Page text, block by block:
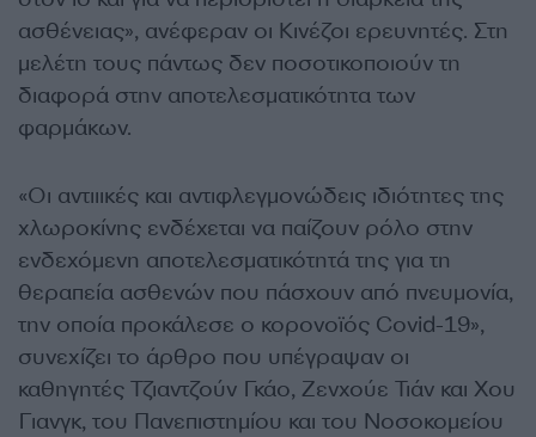
ασθένειας», ανέφεραν οι Κινέζοι ερευνητές. Στη
μελέτη τους πάντως δεν ποσοτικοποιούν τη
διαφορά στην αποτελεσματικότητα των
φαρμάκων.
«Οι αντιιικές και αντιφλεγμονώδεις ιδιότητες της
χλωροκίνης ενδέχεται να παίζουν ρόλο στην
ενδεχόμενη αποτελεσματικότητά της για τη
θεραπεία ασθενών που πάσχουν από πνευμονία,
την οποία προκάλεσε ο κορονοϊός Covid-19»,
συνεχίζει το άρθρο που υπέγραψαν οι
καθηγητές Τζιαντζούν Γκάο, Ζενχούε Τιάν και Χου
Γιανγκ, του Πανεπιστημίου και του Νοσοκομείου